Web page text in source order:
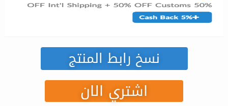
نسخ رابط المنتج
اشتري الان